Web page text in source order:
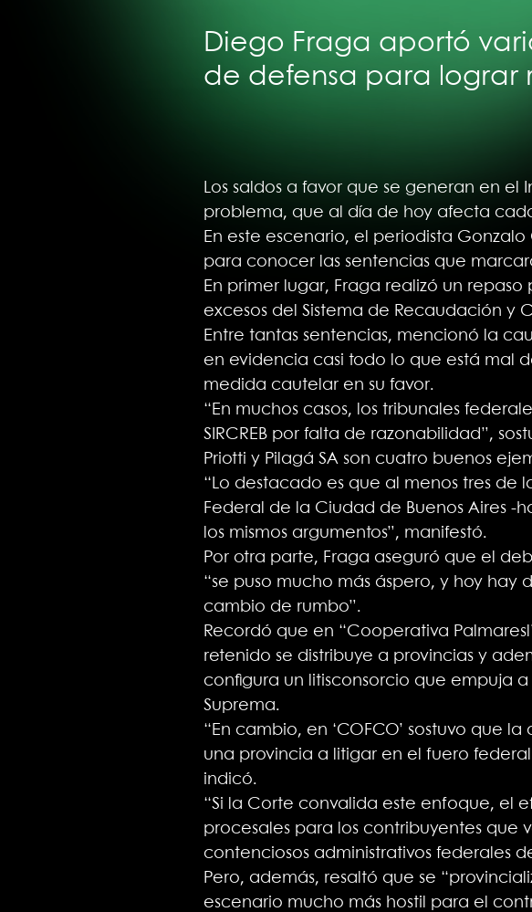
Diego Fraga aportó
de defensa para lograr
Los saldos a favor que se generan en el
problema, que al día de hoy afecta
En este escenario, el periodista
para conocer las sentencias que
En primer lugar, Fraga realizó un
excesos del Sistema de Recaudación y
Entre tantas sentencias, mencionó la
en evidencia casi todo lo que está mal
medida cautelar en su favor.
“En muchos casos, los tribunales
SIRCREB por falta de razonabilidad”,
Priotti y Pilagá SA son cuatro buenos
“Lo destacado es que al menos tres de
Federal de la Ciudad de Buenos Aires -
los mismos argumentos”, manifestó.
Por otra parte, Fraga aseguró que el
“se puso mucho más áspero, y hoy
cambio de rumbo”.
Recordó que en “Cooperativa
retenido se distribuye a provincias y
configura un litisconsorcio que empuja
Suprema.
“En cambio, en ‘COFCO’ sostuvo que
una provincia a litigar en el fuero
indicó.
“Si la Corte convalida este enfoque, el
procesales para los contribuyentes que
contenciosos administrativos federales
Pero, además, resaltó que se
escenario mucho más hostil para el